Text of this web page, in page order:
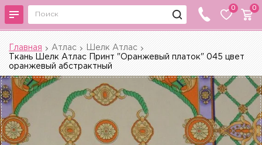
0 0
Главная Атлас
Шелк Атлас
Ткань Шелк Атлас Принт "Оранжевый платок" 045 цвет
оранжевый абстрактный